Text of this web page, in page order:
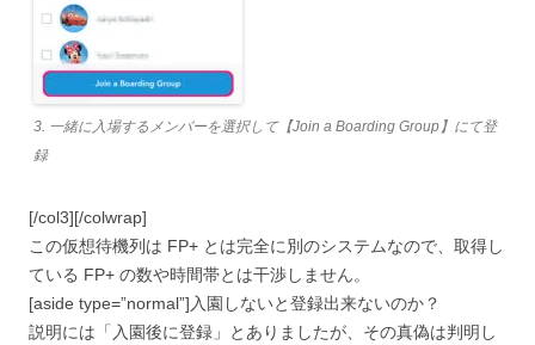
3. 一緒に入場するメンバーを選択して【Join a Boarding Group】にて登
録
[/col3][/colwrap]
この仮想待機列は FP+ とは完全に別のシステムなので、取得し
ている FP+ の数や時間帯とは干渉しません。
[aside type=”normal”] 入園しないと登録出来ないのか？
説明には「入園後に登録」とありましたが、その真偽は判明し